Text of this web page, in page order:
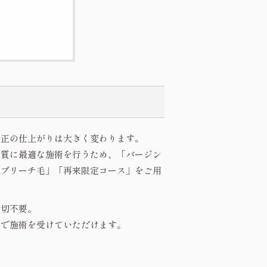
の仕上がりは大きく変わります。
に最適な施術を行うため、「バージン
リーチ毛」「再来限定コース」をご用
不要。
施術を受けていただけます。